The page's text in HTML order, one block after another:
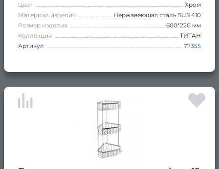
Цвет
Хром
Материал изделия
Нержавеющая сталь SUS 410
Размер изделия
600*220 мм
Коллекция
ТИТАН
Артикул
77355